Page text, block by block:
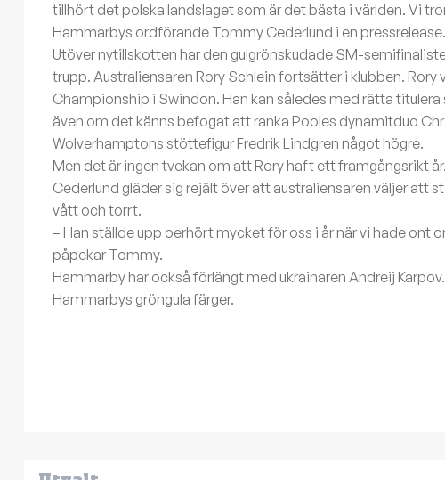
tillhört det polska landslaget som är det bästa i världen. Vi
Hammarbys ordförande Tommy Cederlund i en pressrelease.
Utöver nytillskotten har den gulgrönskudade SM-
trupp. Australiensaren Rory Schlein fortsätter i klubben. Rory
Championship i Swindon. Han kan således med rätta titulera
även om det känns befogat att ranka Pooles dynamitduo
Wolverhamptons stöttefigur Fredrik Lindgren något högre.
Men det är ingen tvekan om att Rory haft ett framgångsrikt
Cederlund gläder sig rejält över att australiensaren väljer att
vått och torrt.
– Han ställde upp oerhört mycket för oss i år när vi hade ont
påpekar Tommy.
Hammarby har också förlängt med ukrainaren Andreij
Hammarbys gröngula färger.